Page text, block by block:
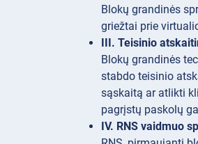
Blokų grandinės
griežtai prie
III. Teisinio
Blokų grandinės
stabdo teisinio
sąskaitą ar atlikti
pagrįstų paskolų
IV. RNS vaidmuo